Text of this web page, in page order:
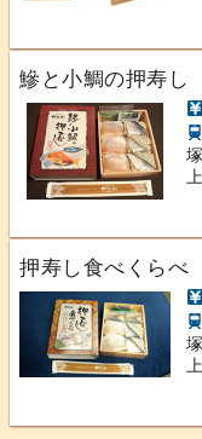
鰺と小鯛の押寿し
押寿し食べくらべ